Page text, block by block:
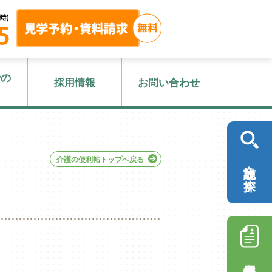
採用情報 お問い合わせ
介護の便利帖トップへ戻る 施設を探す
採用情報を